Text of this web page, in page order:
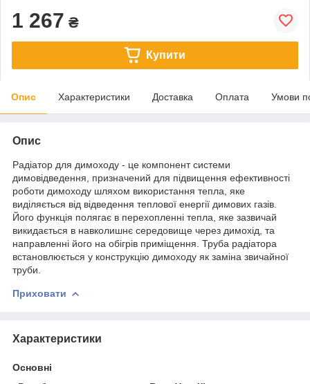
1 267 ₴
Купити
Опис Характеристики Доставка Оплата Умови
Опис
Радіатор для димоходу - це компонент системи
димовідведення, призначений для підвищення ефективності
роботи димоходу шляхом використання тепла, яке
виділяється від відведення теплової енергії димових газів.
Його функція полягає в перехопленні тепла, яке зазвичай
викидається в навколишнє середовище через димохід, та
направленні його на обігрів приміщення. Труба радіатора
встановлюється у конструкцію димоходу як заміна звичайної
труби.
Приховати
Характеристики
Основні